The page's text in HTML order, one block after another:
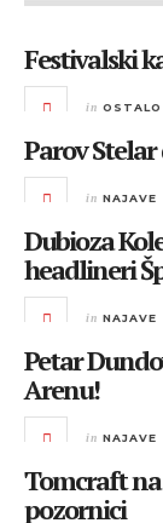
Festivalski
in OSTALO
Parov
in NAJAVE
Dubioza
headlineri
in NAJAVE
Petar
Arenu!
in NAJAVE
Tomcraft
pozornici